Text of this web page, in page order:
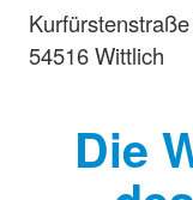
54516 Wittlich
Die